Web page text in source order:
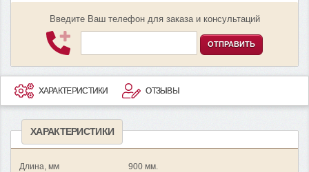
Введите Ваш телефон для заказа и консультаций
ОТПРАВИТЬ
ХАРАКТЕРИСТИКИ ОТЗЫВЫ
ХАРАКТЕРИСТИКИ
Длина, мм 900 мм.